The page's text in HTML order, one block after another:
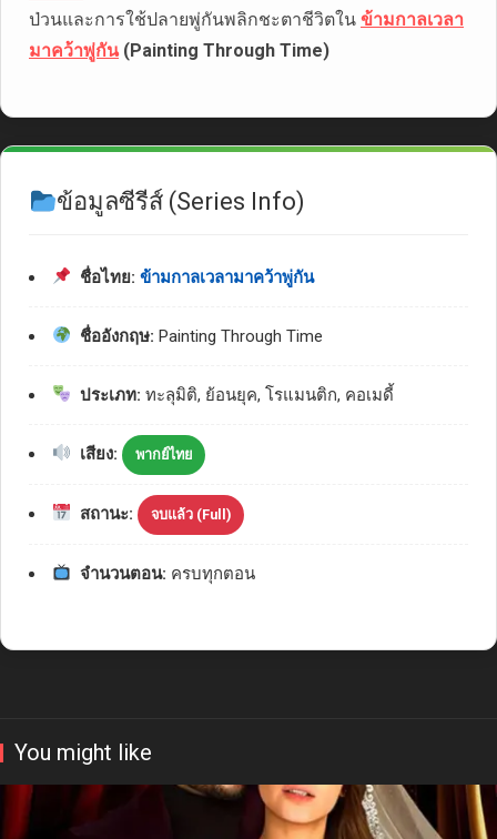
ป่วนและการใช้ปลายพู่กันพลิกชะตาชีวิตใน ข้ามกาลเวลา
มาคว้าพู่กัน(Painting Through Time)
ข้อมูลซีรีส์ (Series Info)
ชื่อไทย: ข้ามกาลเวลามาคว้าพู่กัน
ชื่ออังกฤษ: Painting Through Time
ประเภท: ทะลุมิติ, ย้อนยุค, โรแมนติก, คอเมดี้
เสียง: พากย์ไทย
สถานะ: จบแล้ว (Full)
จำนวนตอน: ครบทุกตอน
You might like